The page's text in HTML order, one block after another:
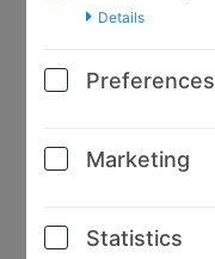
Details
Preferences
Marketing
Statistics